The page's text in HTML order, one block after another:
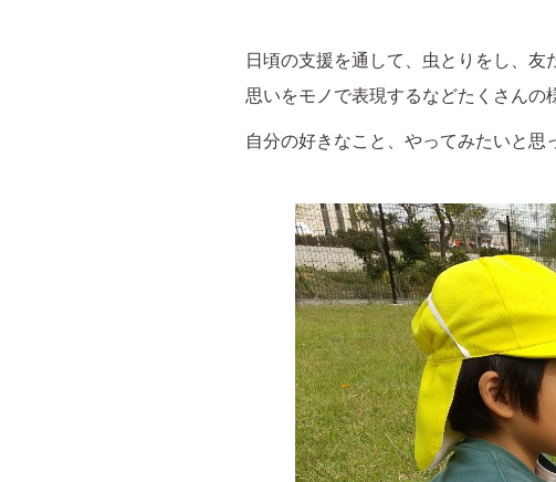
日頃の支援を通して、虫とりをし、
思いをモノで表現するなどたくさんの
自分の好きなこと、やってみたいと思